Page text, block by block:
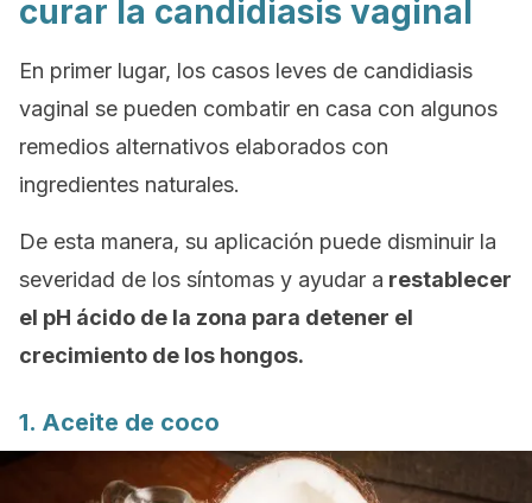
curar la candidiasis vaginal
En primer lugar, los casos leves de candidiasis
vaginal se pueden combatir en casa con algunos
remedios alternativos elaborados con
ingredientes naturales.
De esta manera, su aplicación puede disminuir la
severidad de los síntomas y ayudar a restablecer
el pH ácido de la zona para detener el
crecimiento de los hongos.
1. Aceite de coco